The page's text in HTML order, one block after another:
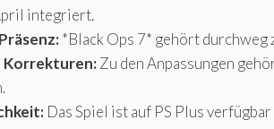
integriert.
*Black Ops 7* gehört
Zu den Anpassungen
Das Spiel ist auf PS Plus